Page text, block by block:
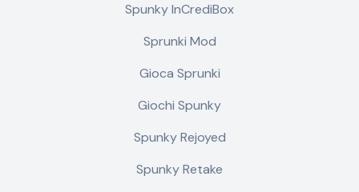
Spunky InCrediBox
Sprunki Mod
Gioca Sprunki
Giochi Spunky
Spunky Rejoyed
Spunky Retake